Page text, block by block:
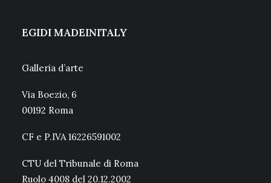
EGIDI MADEINITALY
Galleria d’arte
Via Boezio, 6
00192 Roma
CF e P.IVA 16226591002
CTU del Tribunale di Roma
Ruolo 4008 del 20.12.2002